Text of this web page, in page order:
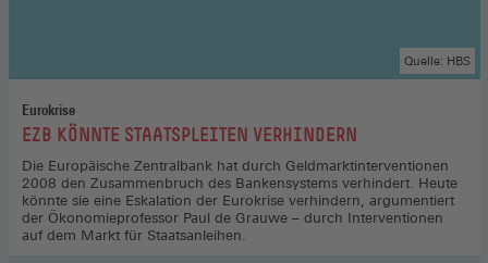
Eurokrise
:EZB KÖNNTE STAATSPLEITEN VERHINDERN
Quelle: HBS
Die Europäische Zentralbank hat durch Geldmarktinterventionen
2008 den Zusammenbruch des Bankensystems verhindert. Heute
könnte sie eine Eskalation der Eurokrise verhindern, argumentiert
der Ökonomieprofessor Paul de Grauwe – durch Interventionen
auf dem Markt für Staatsanleihen.